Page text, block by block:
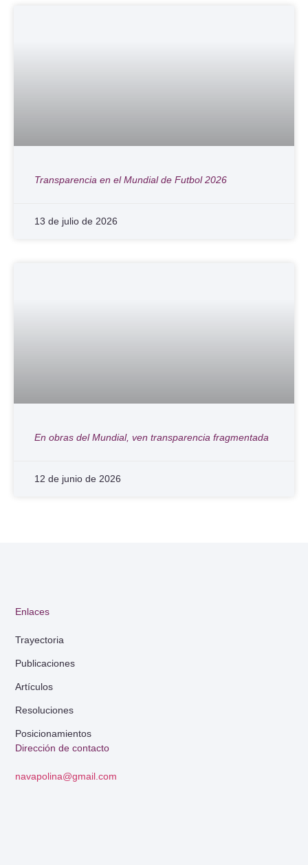
Transparencia en el Mundial de Futbol 2026
13 de julio de 2026
En obras del Mundial, ven transparencia fragmentada
12 de junio de 2026
Dirección de contacto
navapolina@gmail.com
Enlaces
Trayectoria
Publicaciones
Artículos
Resoluciones
Posicionamientos